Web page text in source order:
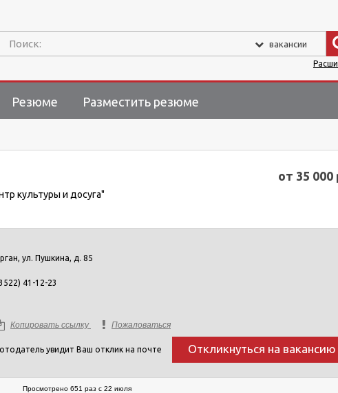
Поиск: вакансии
Резюме Разместить резюме
от 35 000
культуры и досуга"
ул. Пушкина, д. 85
41-12-23
Копировать ссылку Пожаловаться
увидит Ваш отклик на почте Откликнуться на вакансию
Просмотрено 651 раз с 22 июля